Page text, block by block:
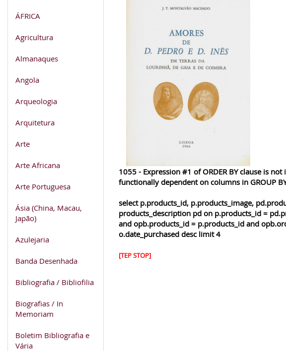
ÁFRICA
Agricultura
Almanaques
Angola
Arqueologia
Arquitetura
Arte
Arte Africana
Arte Portuguesa
Ásia (China, Macau,
Japão)
Azulejaria
Banda Desenhada
Bibliografia / Bibliofilia
Biografias / In
Memoriam
Boletim Bibliografia e
Vária
1055 - Expression #1 of ORDER BY clause is
functionally dependent on columns in GROUP
select p.products_id, p.products_image,
products_description pd on p.products_id =
and opb.products_id = p.products_id and
o.date_purchased desc limit 4
[TEP STOP]